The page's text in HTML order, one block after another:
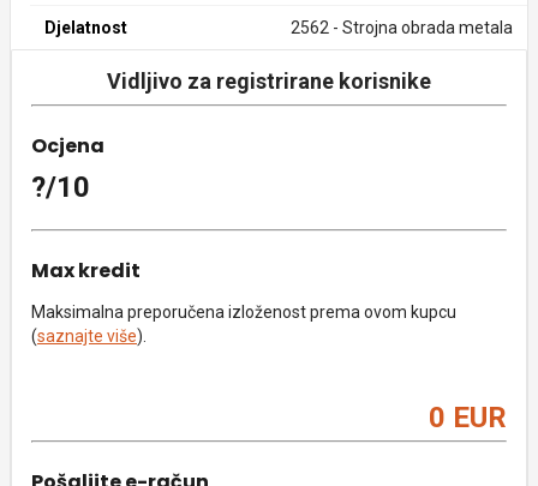
Djelatnost 2562 - Strojna obrada metala
Vidljivo za registrirane korisnike
Ocjena
?/10
Max kredit
Maksimalna preporučena izloženost prema ovom kupcu
(saznajte više).
0 EUR